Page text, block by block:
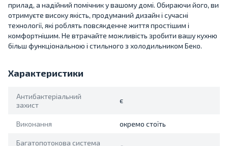
прилад, а надійний помічник у вашому домі. Обираючи його, ви
отримуєте високу якість, продуманий дизайн і сучасні
технології, які роблять повсякденне життя простішим і
комфортнішим. Не втрачайте можливість зробити вашу кухню
більш функціональною і стильного з холодильником Беко.
Характеристики
Антибактеріальний
захист
є
Виконання окремо стоїть
Багатопотокова система